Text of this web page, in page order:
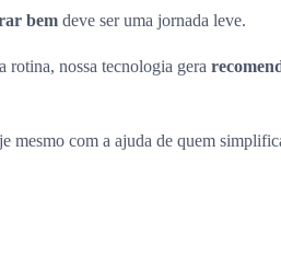
bem deve ser uma jornada leve.
rotina, nossa tecnologia gera
mesmo com a ajuda de quem